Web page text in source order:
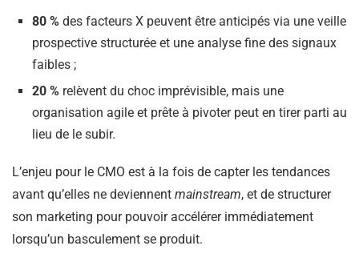
80 % des facteurs X peuvent être anticipés via une veille
prospective structurée et une analyse fine des signaux
faibles ;
20 % relèvent du choc imprévisible, mais une
organisation agile et prête à pivoter peut en tirer parti au
lieu de le subir.
L’enjeu pour le CMO est à la fois de capter les tendances
avant qu’elles ne deviennent mainstream, et de structurer
son marketing pour pouvoir accélérer immédiatement
lorsqu’un basculement se produit.